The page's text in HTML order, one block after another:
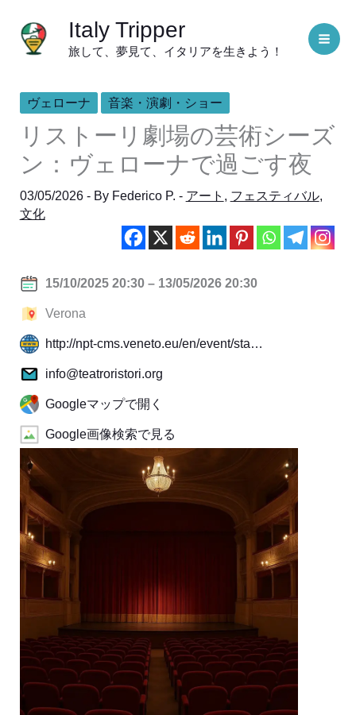
Italy Tripper
旅して、夢見て、イタリアを生きよう！
ヴェローナ 音楽・演劇・ショー
リストーリ劇場の芸術シーズ
ン：ヴェローナで過ごす夜
03/05/2026 - By Federico P. - アート , フェスティバル,
文化
15/10/2025 20:30 – 13/05/2026 20:30
Verona
http://npt-cms.veneto.eu/en/event/sta…
info@teatroristori.org
Googleマップで開く
Google画像検索で見る